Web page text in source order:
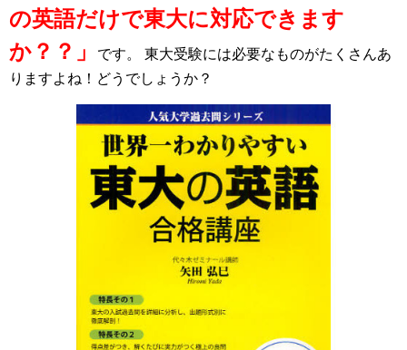
の英語だけで東大に対応できます
か？？」
です。 東大受験には必要なものがたくさんあ
りますよね！どうでしょうか？